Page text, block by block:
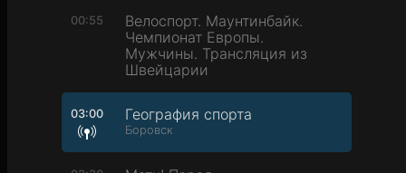
00:55
Велоспорт. Маунтинбайк.
Чемпионат Европы.
Мужчины. Трансляция из
Швейцарии
03:00 География спорта
Боровск